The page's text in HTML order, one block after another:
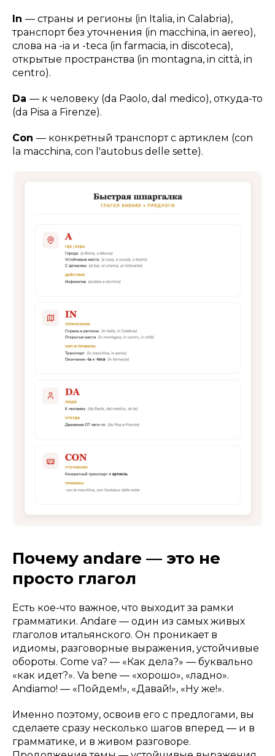
In — страны и регионы (in Italia, in Calabria),
транспорт без уточнения (in macchina, in aereo),
слова на -ia и -teca (in farmacia, in discoteca),
открытые пространства (in montagna, in città, in
centro).
Da — к человеку (da Paolo, dal medico), откуда-то
(da Pisa a Firenze).
Con — конкретный транспорт с артиклем (con
la macchina, con l'autobus delle sette).
Почему andare — это не
просто глагол
Есть кое-что важное, что выходит за рамки
грамматики. Andare — один из самых живых
глаголов итальянского. Он проникает в
идиомы, разговорные выражения, устойчивые
обороты. Come va? — «Как дела?» — буквально
«как идет?». Va bene — «хорошо», «ладно».
Andiamo! — «Пойдем!», «Давай!», «Ну же!».
Именно поэтому, освоив его с предлогами, вы
сделаете сразу несколько шагов вперед — и в
грамматике, и в живом разговоре.